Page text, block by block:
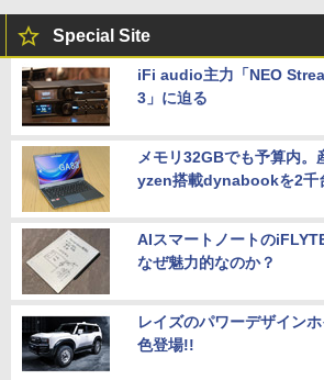
Special Site
iFi audio主力「NEO
3」に迫る
メモリ32GBでも予算内。
yzen搭載dynabookを2千
AIスマートノートの
なぜ魅力的なのか？
レイズのパワーデザイン
色登場!!